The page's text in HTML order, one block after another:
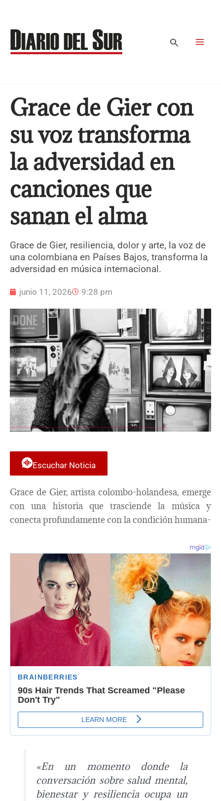
contenido
Buscar
Grace de Gier con
su voz transforma
la adversidad en
canciones que
sanan el alma
Grace de Gier, resiliencia, dolor y arte, la voz de
una colombiana en Países Bajos, transforma la
adversidad en música internacional.
junio 11, 2026 9:28 pm
Escuchar Noticia
Grace de Gier, artista colombo-holandesa, emerge
con una historia que trasciende la música y
conecta profundamente con la condición humana-
«En un momento donde la
conversación sobre salud mental,
bienestar y resiliencia ocupa un